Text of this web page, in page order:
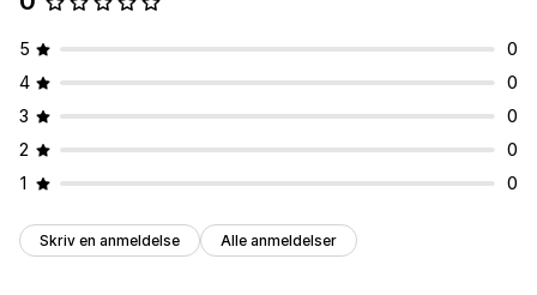
5
0
4
0
3
0
2
0
1
0
Skriv en anmeldelse Alle anmeldelser